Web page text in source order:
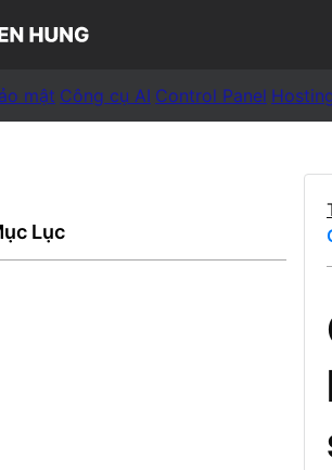
mật Công cụ AI Control Panel
Lục